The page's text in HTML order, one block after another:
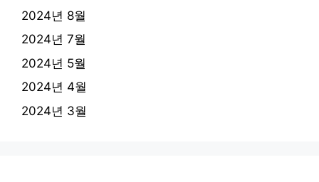
2024년 8월
2024년 7월
2024년 5월
2024년 4월
2024년 3월